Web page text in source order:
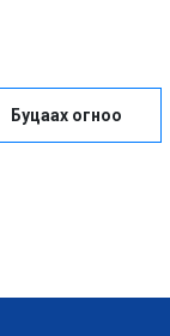
Буцаах огноо